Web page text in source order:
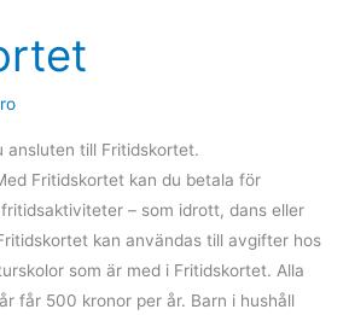
ansluten till Fritidskortet.
Fritidskortet kan du betala för
– som idrott, dans eller
kan användas till avgifter hos
som är med i Fritidskortet. Alla
får 500 kronor per år. Barn i hushåll